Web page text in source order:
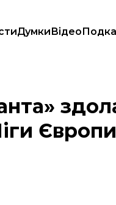
ДумкиВідео
Ліги Європи
Європи